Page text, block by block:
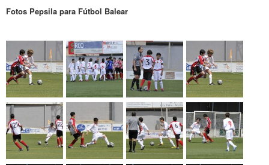
Fotos Pepsila para Fútbol Balear